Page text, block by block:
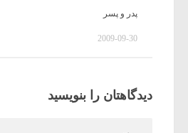
پدر و پسر
2009-09-30
دیدگاهتان را بنویسید